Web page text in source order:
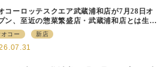
コーロッテスクエア武蔵浦和店が7月28日オ
ン、至近の惣菜繁盛店・武蔵浦和店とは生鮮
、ですみ分け
コー 新店